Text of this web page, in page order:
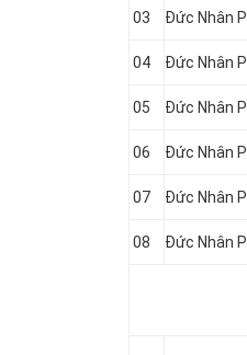
03 Đức Nhân
04 Đức Nhân
05 Đức Nhân
06 Đức Nhân
07 Đức Nhân
08 Đức Nhân